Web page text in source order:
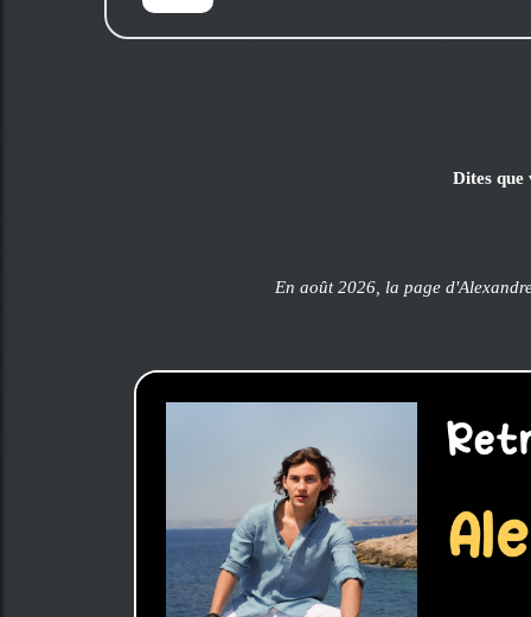
Dites que
En août 2026, la page